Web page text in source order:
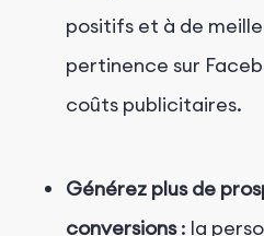
positifs et à de
pertinence sur
coûts publicitaires.
Générez plus de
conversions: la